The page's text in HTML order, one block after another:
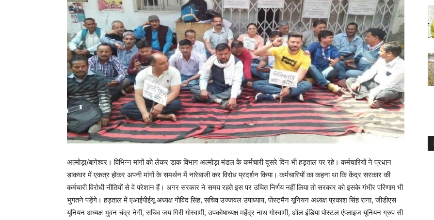
अल्मोड़ा/बागेश्वर। विभिन्न मांगों को लेकर डाक विभाग अल्मोड़ा मंडल के कर्मचारी दूसरे दिन भी हड़ताल पर रहे। कर्मचारियों ने प्रधान
डाकघर में एकत्र होकर अपनी मांगों के समर्थन में नारेबाजी कर विरोध प्रदर्शन किया। कर्मचारियों का कहना था कि केंद्र सरकार की
कर्मचारी विरोधी नीतियों से वे परेशान हैं। अगर सरकार ने समय रहते इस पर उचित निर्णय नहीं लिया तो सरकार को इसके गंभीर परिणाम भी
भुगतने पड़ेंगे। हड़ताल में एआईपीईयू अध्यक्ष गोविंद सिंह, सचिव उज्जवल उपाध्याय, पोस्टमैन यूनियन अध्यक्ष प्रकाश सिंह राना, जीडीएस
यूनियन अध्यक्ष भुवन चंद्र नेगी, सचिव जय गिरी गोस्वामी, उपकोषाध्यक्ष महेंद्र नाथ गोस्वामी, ऑल इंडिया पोस्टल एंप्लाइज यूनियन ग्रुप सी